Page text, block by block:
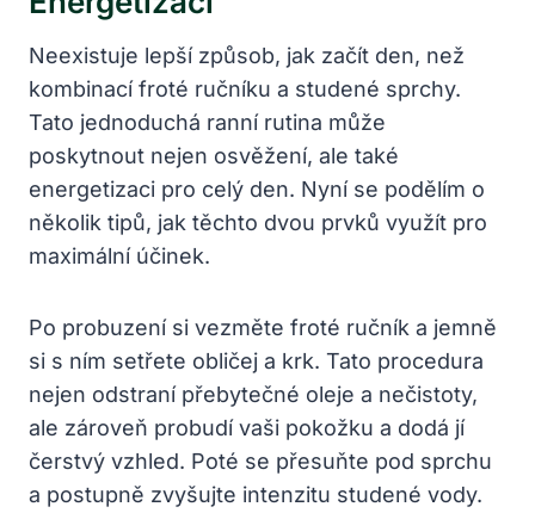
Neexistuje lepší způsob, jak začít den, než
kombinací froté ručníku a studené sprchy.
Tato jednoduchá ranní rutina může
poskytnout nejen osvěžení, ale také
energetizaci pro celý den. Nyní se podělím o
několik tipů, jak těchto dvou prvků využít pro
maximální účinek.
Po probuzení si vezměte froté ručník a jemně
si s ním setřete obličej a krk. Tato procedura
nejen odstraní přebytečné oleje a nečistoty,
ale zároveň probudí vaši pokožku a dodá jí
čerstvý vzhled. Poté se přesuňte pod sprchu
a postupně zvyšujte intenzitu studené vody.